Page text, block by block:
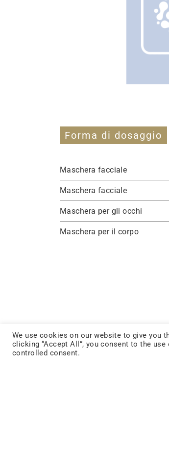
Forma di dosaggio
Maschera facciale
Maschera facciale
Maschera per gli occhi
Maschera per il corpo
We use cookies on our website to give you
clicking “Accept All”, you consent to the
controlled consent.